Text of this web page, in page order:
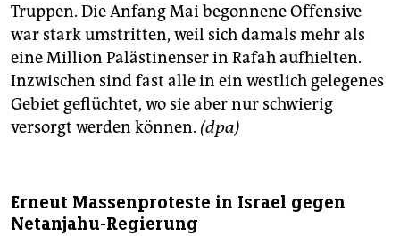
Truppen. Die Anfang Mai begonnene Offensive
war stark umstritten, weil sich damals mehr als
eine Million Palästinenser in Rafah aufhielten.
Inzwischen sind fast alle in ein westlich gelegenes
Gebiet geflüchtet, wo sie aber nur schwierig
versorgt werden können. (dpa)
Erneut Massenproteste in Israel gegen
Netanjahu-Regierung